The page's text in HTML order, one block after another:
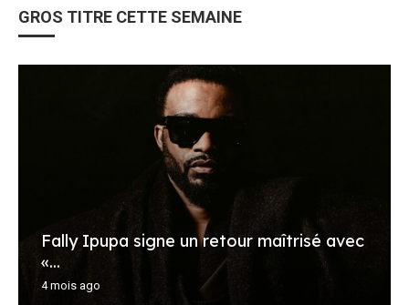
GROS TITRE CETTE SEMAINE
Fally Ipupa signe un retour maîtrisé avec
«...
4 mois ago